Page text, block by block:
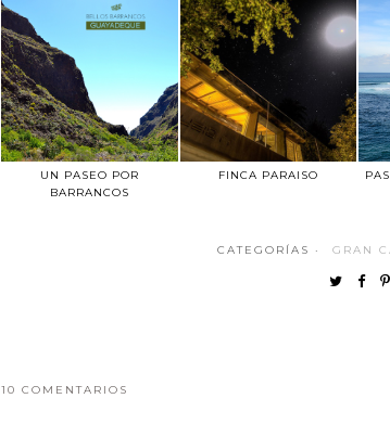
UN PASEO POR
BARRANCOS
FINCA PARAISO
CATEGORÍAS · GRAN
10 COMENTARIOS